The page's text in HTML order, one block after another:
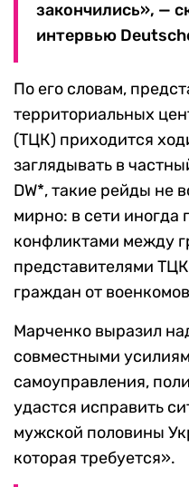
закончились», —
интервью
По его словам,
территориальных
(ТЦК) приходится
заглядывать в
DW*, такие рейды не
мирно: в сети иногда
конфликтами между
представителями
граждан от
Марченко выразил
совместными
самоуправления,
удастся исправить
мужской половины
которая требуется».